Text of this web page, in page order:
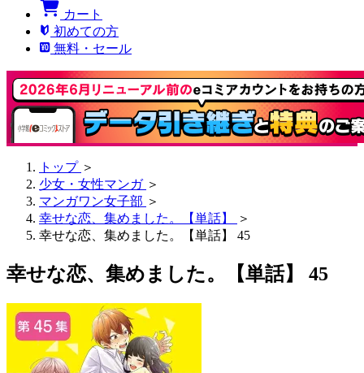
カート
初めての方
無料・セール
トップ ＞
少女・女性マンガ ＞
マンガワン女子部 ＞
幸せな恋、集めました。【単話】
＞
幸せな恋、集めました。【単話】 45
幸せな恋、集めました。【単話】 45